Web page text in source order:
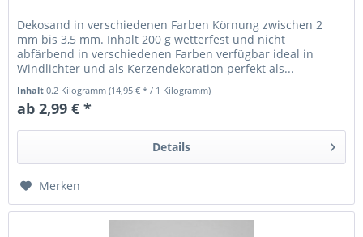
Dekosand in verschiedenen Farben Körnung zwischen 2
mm bis 3,5 mm. Inhalt 200 g wetterfest und nicht
abfärbend in verschiedenen Farben verfügbar ideal in
Windlichter und als Kerzendekoration perfekt als...
Inhalt0.2 Kilogramm(14,95 € * / 1 Kilogramm)
ab 2,99 € *
Details
Merken